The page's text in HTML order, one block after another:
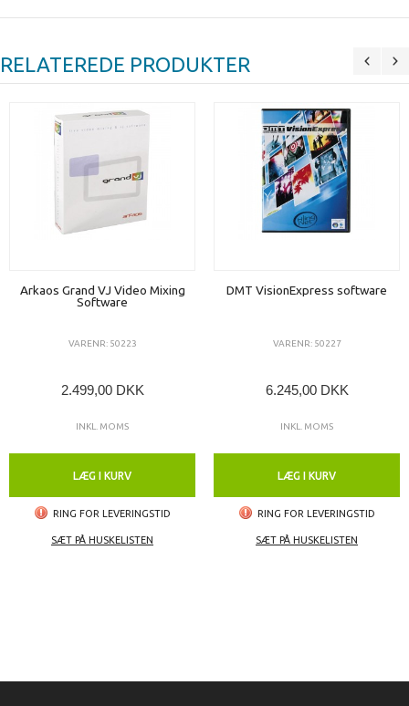
RELATEREDE PRODUKTER
Arkaos Grand VJ Video Mixing
Software
VARENR: 50223
2.499,00 DKK
INKL. MOMS
LÆG I KURV
RING FOR LEVERINGSTID
SÆT PÅ HUSKELISTEN
DMT VisionExpress software
VARENR: 50227
6.245,00 DKK
INKL. MOMS
LÆG I KURV
RING FOR LEVERINGSTID
SÆT PÅ HUSKELISTEN